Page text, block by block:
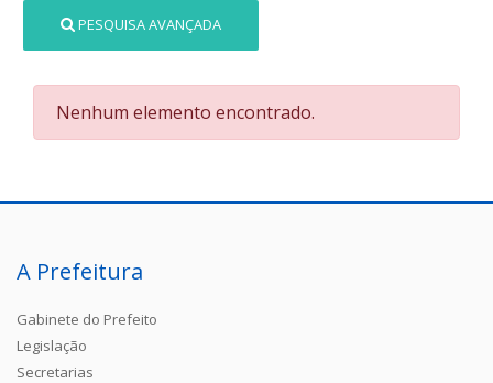
PESQUISA AVANÇADA
Nenhum elemento encontrado.
A Prefeitura
Gabinete do Prefeito
Legislação
Secretarias